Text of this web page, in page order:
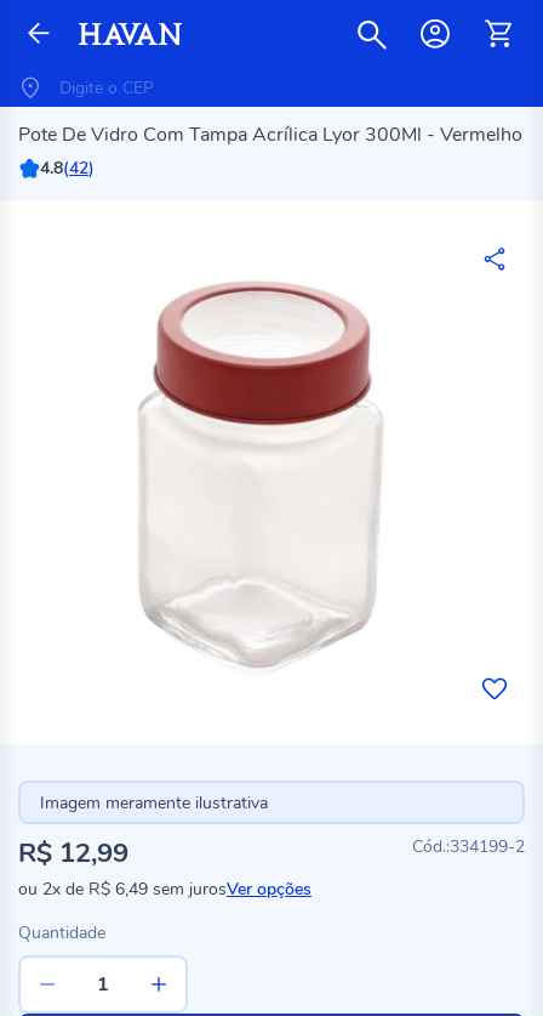
Pote De Vidro Com Tampa Acrílica Lyor 300Ml - Vermelho
4.8(42)
Imagem meramente ilustrativa
334199-2
R$ 12,99
ou 2x de R$ 6,49 sem jurosVer opções
Quantidade